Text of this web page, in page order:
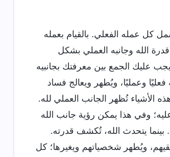
كل عمله الفعلي. بالقيام بعمله
الله وجانبه العملي بشكل
عليك الجمع بين معرفتك بجانبيه
وعمليًا، ويُطهر ويعالج فساد
الأشياء تُظهر الجانب العملي لله.
وفي هذا يمكن رؤية جانب الله
بينما يتحدث الله، تُكشف قدرته.
ويُطهر شخصياتهم ويغيرها؛ كل